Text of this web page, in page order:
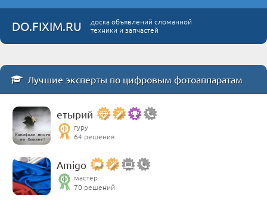
DO.FIXIM.RU
доска объявлений сломанной
техники и запчастей
Лучшие эксперты по цифровым фотоаппаратам
етырий
гуру
64 решения
Amigo
мастер
70 решений